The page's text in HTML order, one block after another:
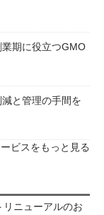
期に役立つGMO
と管理の手間を
ビスをもっと見る
リニューアルのお